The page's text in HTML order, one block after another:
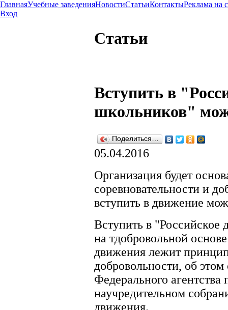
ГлавнаяУчебные заведенияНовостиСтатьиКонтактыРеклама на
Вход
Статьи
Вступить в
школьников"
Поделиться…
05.04.2016
Организация будет
соревновательности и
вступить в движение
Вступить в
на тдобровольной
движения лежит
добровольности, об
Федерального
научредительном
движения.